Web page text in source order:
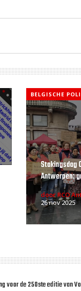
BELGISCHE
Stakingsdag
Antwerpen:
door RCO
26 nov 2025
voor de 250ste editie van